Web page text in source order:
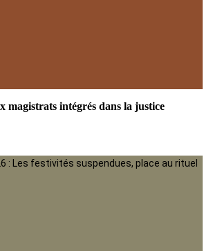
magistrats intégrés dans la justice